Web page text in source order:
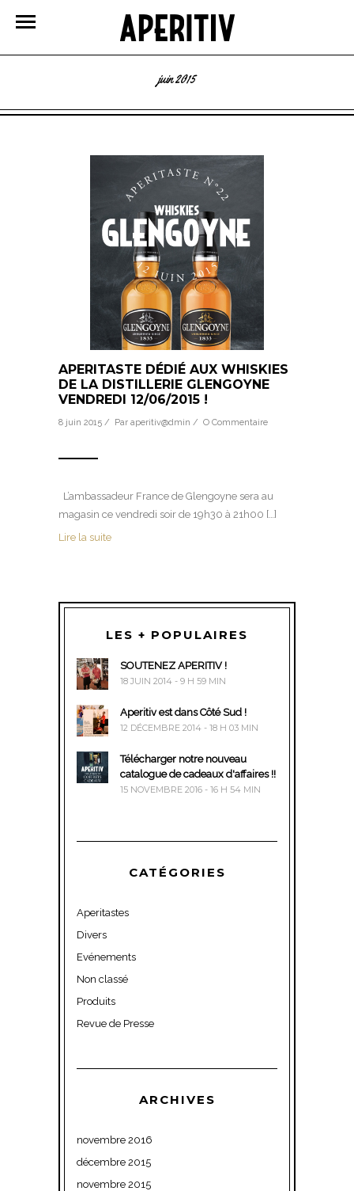
juin 2015
APERITASTE DÉDIÉ AUX WHISKIES
DE LA DISTILLERIE GLENGOYNE
VENDREDI 12/06/2015 !
8 juin 2015 / Par aperitiv@dmin / O Commentaire
L’ambassadeur France de Glengoyne sera au
magasin ce vendredi soir de 19h30 à 21h00 […]
Lire la suite
LES + POPULAIRES
SOUTENEZ APERITIV !
18 JUIN 2014 - 9 H 59 MIN
Aperitiv est dans Côté Sud !
12 DÉCEMBRE 2014 - 18 H 03 MIN
Télécharger notre nouveau
catalogue de cadeaux d'affaires !!
15 NOVEMBRE 2016 - 16 H 54 MIN
CATÉGORIES
Aperitastes
Divers
Evénements
Non classé
Produits
Revue de Presse
ARCHIVES
novembre 2016
décembre 2015
novembre 2015